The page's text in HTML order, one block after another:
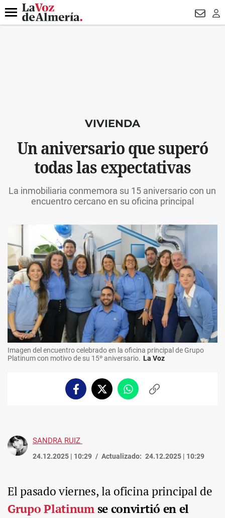
DESTACADO
Menú
VIVIENDA
Un aniversario que superó
todas las expectativas
La inmobiliaria conmemora su 15 aniversario con un
encuentro cercano en su oficina principal
Imagen del encuentro celebrado en la oficina principal de Grupo
Platinum con motivo de su 15º aniversario. La Voz
FacebookTwitterWhatsappCopiar
SANDRA RUIZ
24.12.2025 | 10:29 Actualizado: 24.12.2025 | 10:29
El pasado viernes, la oficina principal de
Grupo Platinumse convirtió en el